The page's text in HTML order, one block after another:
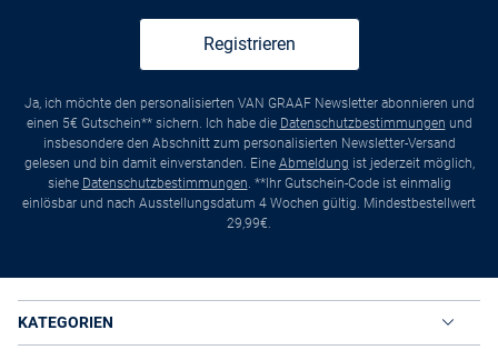
Registrieren
Ja, ich möchte den personalisierten VAN GRAAF Newsletter abonnieren und
einen 5€ Gutschein** sichern. Ich habe die Datenschutzbestimmungen und
insbesondere den Abschnitt zum personalisierten Newsletter-Versand
gelesen und bin damit einverstanden. Eine Abmeldung ist jederzeit möglich,
siehe Datenschutzbestimmungen. **Ihr Gutschein-Code ist einmalig
einlösbar und nach Ausstellungsdatum 4 Wochen gültig. Mindestbestellwert
29,99€.
KATEGORIEN